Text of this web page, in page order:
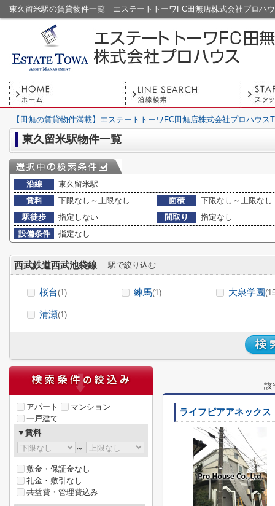
東久留米駅の賃貸物件一覧｜エステートトーワFC田無店株式会社プロハ
【田無の賃貸物件満載】エステートトーワFC田無店株式会社プロハウス
東久留米駅物件一覧
沿線
東久留米駅
賃料
下限なし～上限なし 面積
下限なし～上限なし
駅徒歩
指定しない 間取り
指定なし
設備条件
指定なし
西武鉄道西武池袋線 駅で絞り込む
桜台(1) 練馬(1) 大泉学園
清瀬(1)
該
ライフピアアネックス
アパート
マンション
一戸建て
▼賃料
～
敷金・保証金なし
礼金・敷引なし
共益費・管理費込み